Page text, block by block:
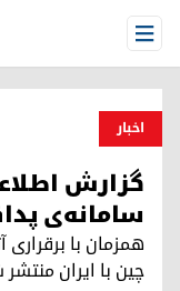
Open Menu
اخبار
گزارش
سامانه‌ی
همزمان با
چین با ایران